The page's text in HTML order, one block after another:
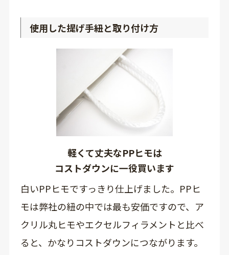
使用した提げ手紐と取り付け方
軽くて丈夫なPPヒモは
コストダウンに一役買います
白いPPヒモですっきり仕上げました。PPヒ
モは弊社の紐の中では最も安価ですので、ア
クリル丸ヒモやエクセルフィラメントと比べ
ると、かなりコストダウンにつながります。